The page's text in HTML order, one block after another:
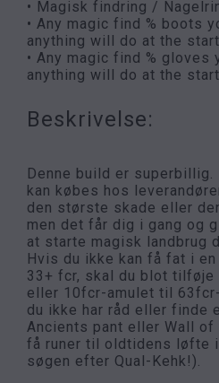
• Magisk findring /
• Any magic find % boots
anything will do at the start
• Any magic find % gloves
anything will do at the
Beskrivelse:
Denne build er
kan købes hos
den største skade eller
men det får dig i gang og
at starte magisk landbrug
Hvis du ikke kan få fat i en
33+ fcr, skal du blot tilføje
eller 10fcr-amulet til
du ikke har råd eller finde
Ancients pant eller Wall of
få runer til oldtidens løfte
søgen efter Qual-Kehk!).